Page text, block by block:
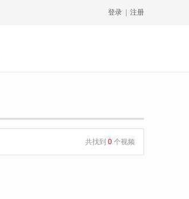
登录 注册
共找到 0 个视频